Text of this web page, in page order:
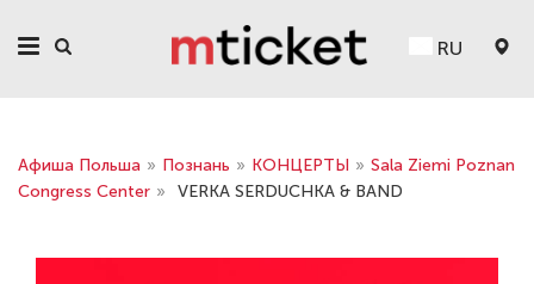
RU
Афиша Польша » Познань » КОНЦЕРТЫ » Sala Ziemi Poznan
Congress Center » VERKA SERDUCHKA & BAND